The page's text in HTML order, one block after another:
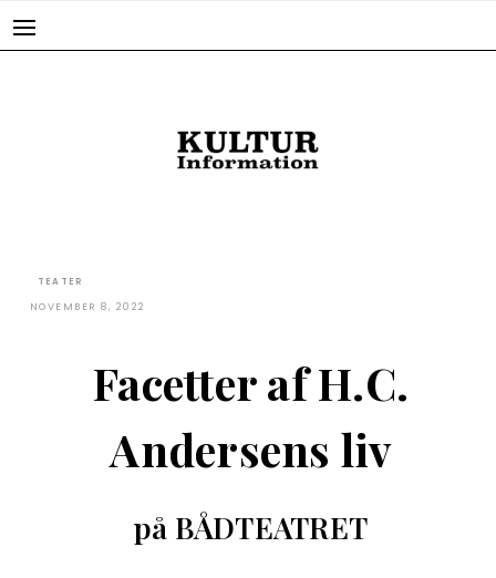
TEATER
NOVEMBER 8, 2022
Facetter af H.C.
Andersens liv
på BÅDTEATRET